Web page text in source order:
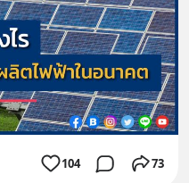
104 73